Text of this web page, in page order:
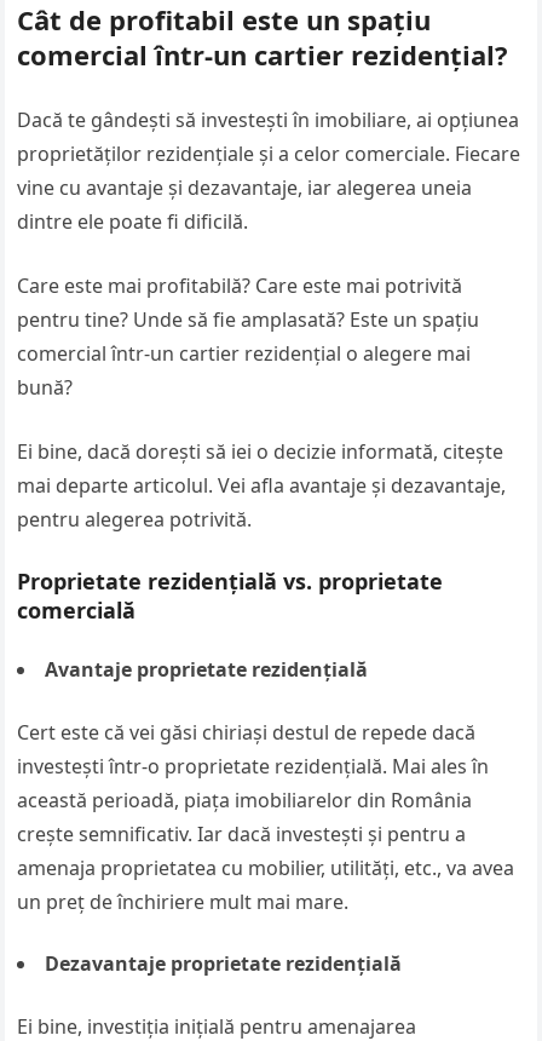
Cât de profitabil este un spațiu
comercial într-un cartier rezidențial?
Dacă te gândești să investești în imobiliare, ai opțiunea
proprietăților rezidențiale și a celor comerciale. Fiecare
vine cu avantaje și dezavantaje, iar alegerea uneia
dintre ele poate fi dificilă.
Care este mai profitabilă? Care este mai potrivită
pentru tine? Unde să fie amplasată? Este un spațiu
comercial într-un cartier rezidențial o alegere mai
bună?
Ei bine, dacă dorești să iei o decizie informată, citește
mai departe articolul. Vei afla avantaje și dezavantaje,
pentru alegerea potrivită.
Proprietate rezidențială vs. proprietate
comercială
Avantaje proprietate rezidențială
Cert este că vei găsi chiriași destul de repede dacă
investești într-o proprietate rezidențială. Mai ales în
această perioadă, piața imobiliarelor din România
crește semnificativ. Iar dacă investești și pentru a
amenaja proprietatea cu mobilier, utilități, etc., va avea
un preț de închiriere mult mai mare.
Dezavantaje proprietate rezidențială
Ei bine, investiția inițială pentru amenajarea